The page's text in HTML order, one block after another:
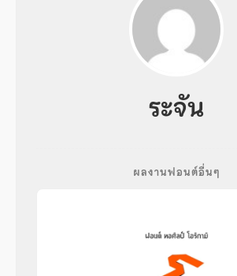
ระจัน
ผลงานฟอนต์อื่นๆ